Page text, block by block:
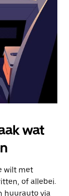
wat
wilt met
of allebei.
huurauto via